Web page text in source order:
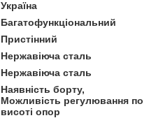
Україна
Багатофункціональний
Пристінний
Нержавіюча сталь
Нержавіюча сталь
Наявність борту,
Можливість регулювання по
висоті опор